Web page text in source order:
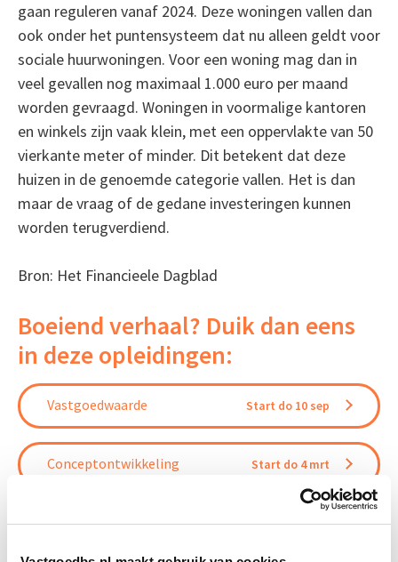
gaan reguleren vanaf 2024. Deze woningen vallen dan
ook onder het puntensysteem dat nu alleen geldt voor
sociale huurwoningen. Voor een woning mag dan in
veel gevallen nog maximaal 1.000 euro per maand
worden gevraagd. Woningen in voormalige kantoren
en winkels zijn vaak klein, met een oppervlakte van 50
vierkante meter of minder. Dit betekent dat deze
huizen in de genoemde categorie vallen. Het is dan
maar de vraag of de gedane investeringen kunnen
worden terugverdiend.
Bron: Het Financieele Dagblad
Boeiend verhaal? Duik dan eens
in deze opleidingen:
Vastgoedwaarde Start do 10 sep
Conceptontwikkeling Start do 4 mrt
Vastgoedmarkt & Trends Start wo 30 sep